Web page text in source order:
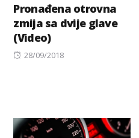
Pronađena otrovna
zmija sa dvije glave
(Video)
Posted
28/09/2018